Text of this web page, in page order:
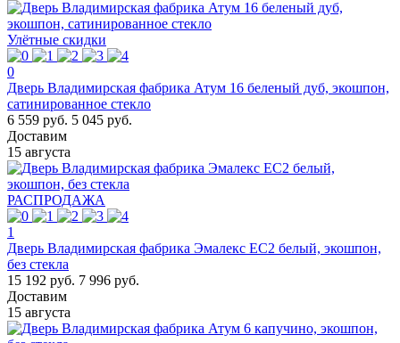
Улётные скидки
0
Дверь Владимирская фабрика Атум 16 беленый дуб, экошпон,
сатинированное стекло
6 559 руб. 5 045 руб.
Доставим
15 августа
РАСПРОДАЖА
1
Дверь Владимирская фабрика Эмалекс ЕС2 белый, экошпон,
без стекла
15 192 руб. 7 996 руб.
Доставим
15 августа